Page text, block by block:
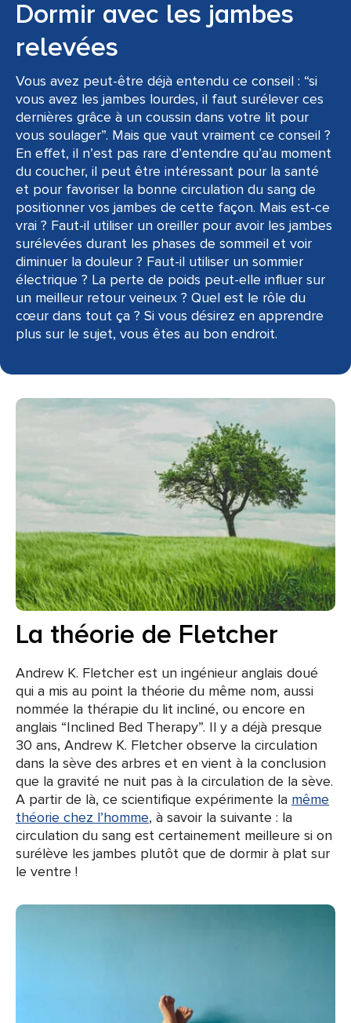
Dormir avec les jambes
relevées
Vous avez peut-être déjà entendu ce conseil : “si
vous avez les jambes lourdes, il faut surélever ces
dernières grâce à un coussin dans votre lit pour
vous soulager”. Mais que vaut vraiment ce conseil ?
En effet, il n’est pas rare d’entendre qu’au moment
du coucher, il peut être intéressant pour la santé
et pour favoriser la bonne circulation du sang de
positionner vos jambes de cette façon. Mais est-ce
vrai ? Faut-il utiliser un oreiller pour avoir les jambes
surélevées durant les phases de sommeil et voir
diminuer la douleur ? Faut-il utiliser un sommier
électrique ? La perte de poids peut-elle influer sur
un meilleur retour veineux ? Quel est le rôle du
cœur dans tout ça ? Si vous désirez en apprendre
plus sur le sujet, vous êtes au bon endroit.
La théorie de Fletcher
Andrew K. Fletcher est un ingénieur anglais doué
qui a mis au point la théorie du même nom, aussi
nommée la thérapie du lit incliné, ou encore en
anglais “Inclined Bed Therapy”. Il y a déjà presque
30 ans, Andrew K. Fletcher observe la circulation
dans la sève des arbres et en vient à la conclusion
que la gravité ne nuit pas à la circulation de la sève.
A partir de là, ce scientifique expérimente la même
théorie chez l’homme, à savoir la suivante : la
circulation du sang est certainement meilleure si on
surélève les jambes plutôt que de dormir à plat sur
le ventre !